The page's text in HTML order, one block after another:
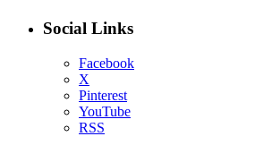
Social Links
Facebook
X
Pinterest
YouTube
RSS